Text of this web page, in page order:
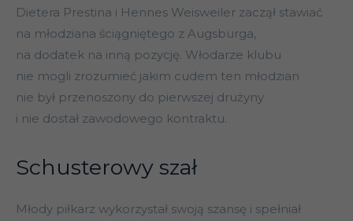
Dietera Prestina i Hennes Weisweiler zaczął stawiać
na młodziana ściągniętego z Augsburga,
na dodatek na inną pozycję. Włodarze klubu
nie mogli zrozumieć jakim cudem ten młodzian
nie był przenoszony do pierwszej drużyny
i nie dostał zawodowego kontraktu.
Schusterowy szał
Młody piłkarz wykorzystał swoją szansę i spełniał